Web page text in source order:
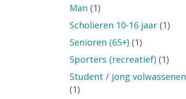
Man (1)
Scholieren 10-16 jaar (1)
Senioren (65+) (1)
Sporters (recreatief) (1)
Student / jong volwassenen
(1)